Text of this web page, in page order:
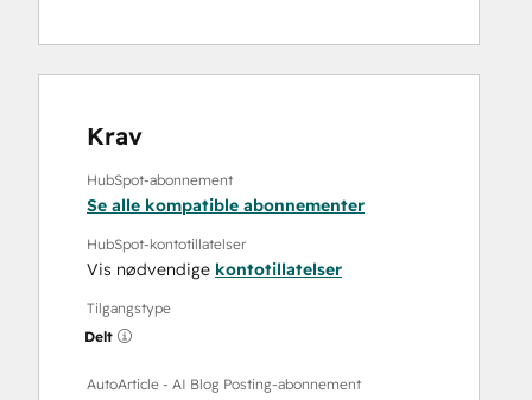
Krav
HubSpot-abonnement
Se alle kompatible abonnementer
HubSpot-kontotillatelser
Vis nødvendige kontotillatelser
Tilgangstype
Delt
AutoArticle - AI Blog Posting-abonnement